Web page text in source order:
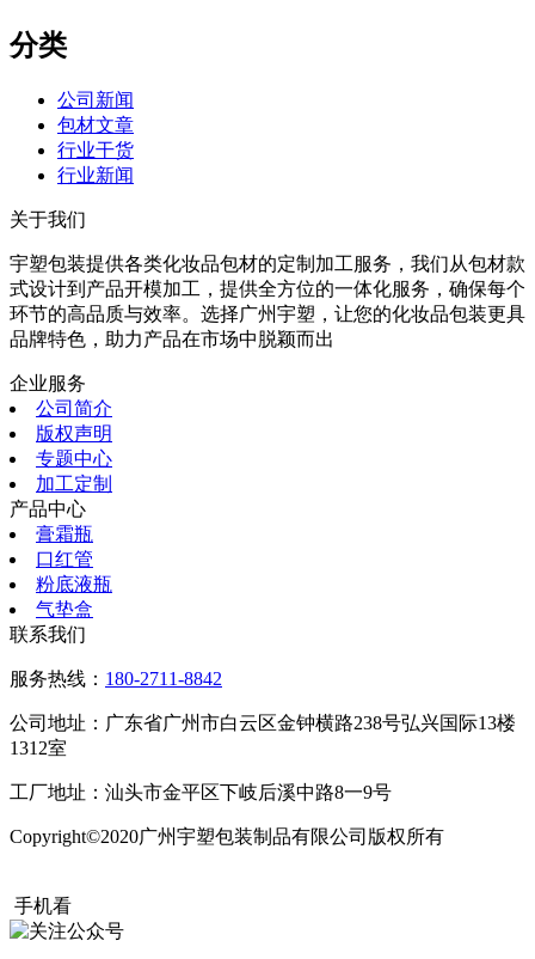
分类
公司新闻
包材文章
行业干货
行业新闻
关于我们
宇塑包装提供各类化妆品包材的定制加工服务，我们从包材款
式设计到产品开模加工，提供全方位的一体化服务，确保每个
环节的高品质与效率。选择广州宇塑，让您的化妆品包装更具
品牌特色，助力产品在市场中脱颖而出
企业服务
公司简介
版权声明
专题中心
加工定制
产品中心
膏霜瓶
口红管
粉底液瓶
气垫盒
联系我们
服务热线： 180-2711-8842
公司地址：广东省广州市白云区金钟横路238号弘兴国际13楼
1312室
工厂地址：汕头市金平区下岐后溪中路8一9号
Copyright©2020广州宇塑包装制品有限公司版权所有
手机看